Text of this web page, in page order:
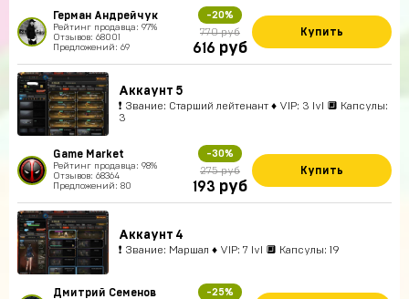
Герман Андрейчук
Рейтинг продавца: 97%
Отзывов: 68001
Предложений: 69
-20%
770 руб
616 руб
Купить
Аккаунт 5
❗ Звание: Старший лейтенант ♦ VIP: 3 lvl 🔲 Капсулы:
3
Game Market
Рейтинг продавца: 98%
Отзывов: 68364
Предложений: 80
-30%
275 руб
193 руб
Купить
Аккаунт 4
❗ Звание: Маршал ♦ VIP: 7 lvl 🔲 Капсулы: 19
Дмитрий Семенов -25%